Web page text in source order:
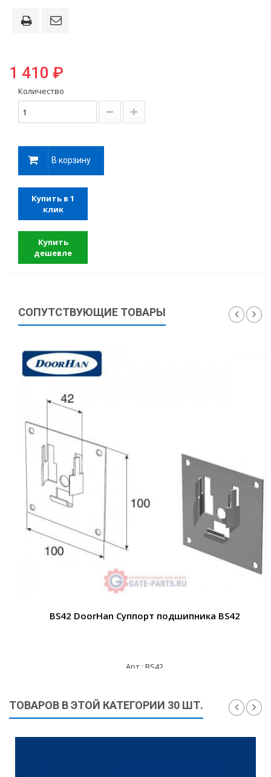
1 410 ₽
Количество
В корзину
Купить в 1
клик
Купить
дешевле
СОПУТСТВУЮЩИЕ ТОВАРЫ
BS42 DoorHan Суппорт подшипника BS42
Арт.: BS42
ТОВАРОВ В ЭТОЙ КАТЕГОРИИ 30 ШТ.